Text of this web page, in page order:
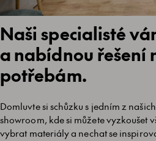
Naši specialisté
a nabídnou řešení
potřebám.
Domluvte si schůzku s jedním z
showroom, kde si můžete vyzkoušet
vybrat materiály a nechat se